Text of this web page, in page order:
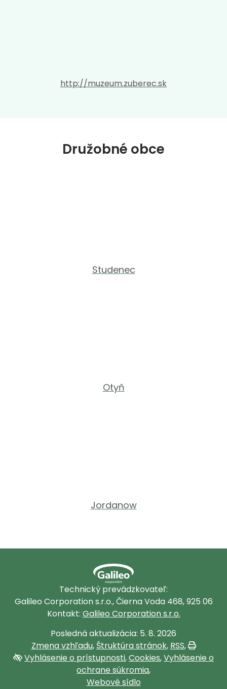
http://muzeum.zuberec.sk
Družobné obce
Studenec
Otyň
Jordanow
Technický prevádzkovateľ:
Galileo Corporation s.r.o., Čierna Voda 468, 925 06
Kontakt: Galileo Corporation s.r.o.
Posledná aktualizácia: 5. 8. 2026
Zmena vzhľadu, Štruktúra stránok, RSS, Vytlačiť
Vyhlásenie o prístupnosti,Cookies,Vyhlásenie o
ochrane súkromia,
Webové sídlo